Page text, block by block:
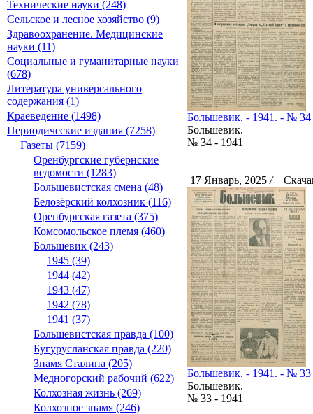
Технические науки (248)
Сельское и лесное хозяйство (9)
Здравоохранение. Медицинские
науки (11)
Социальные и гуманитарные науки
(678)
Литература универсального
содержания (1)
Краеведение (1498)
Периодические издания (7258)
Газеты (7159)
Оренбургские губернские
ведомости (1283)
Большевистская смена (48)
Белозёрский колхозник (116)
Оренбургская газета (375)
Комсомольское племя (460)
Большевик (243)
1945 (39)
1944 (42)
1943 (47)
1942 (78)
1941 (37)
Большевистская правда (100)
Бугурусланская правда (220)
Знамя Сталина (205)
Медногорский рабочий (622)
Колхозная жизнь (269)
Колхозное знамя (246)
Большевик. - 1941. - № 34
Большевик.
№ 34 - 1941
17 Январь, 2025 /
Большевик. - 1941. - № 33
Большевик.
№ 33 - 1941